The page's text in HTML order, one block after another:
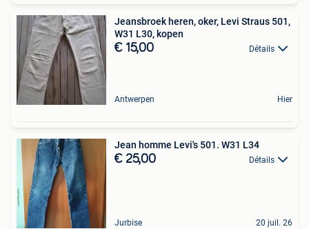
Jeansbroek heren, oker, Levi Straus 501,
W31 L30, kopen
€ 15,00 Détails
Antwerpen Hier
Jean homme Levi's 501. W31 L34
€ 25,00 Détails
Jurbise 20 juil. 26